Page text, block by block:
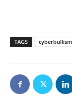
TAGS